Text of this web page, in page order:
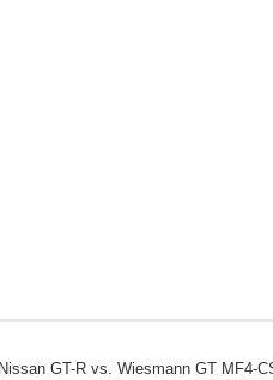
GT-R vs. Wiesmann GT MF4-